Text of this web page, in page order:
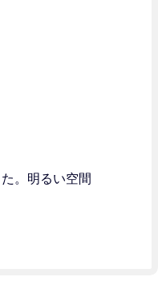
。明るい空間